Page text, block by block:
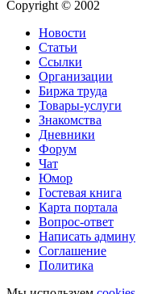
Copyright © 2002
Новости
Статьи
Ссылки
Организации
Биржа труда
Товары-услуги
Знакомства
Дневники
Форум
Чат
Юмор
Гостевая книга
Карта портала
Вопрос-ответ
Написать админу
Соглашение
Политика